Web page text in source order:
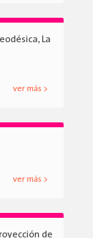
La
ver más >
ver más >
de